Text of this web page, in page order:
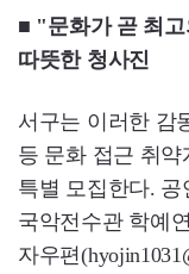
■ "문화가 곧 최
따뜻한 청사진
서구는 이러한 감
등 문화 접근 취약
특별 모집한다.
국악전수관 학예
자우편